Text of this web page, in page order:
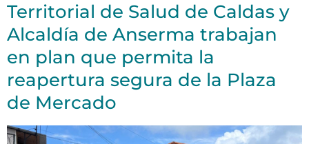
Territorial de Salud de Caldas y
Alcaldía de Anserma trabajan
en plan que permita la
reapertura segura de la Plaza
de Mercado